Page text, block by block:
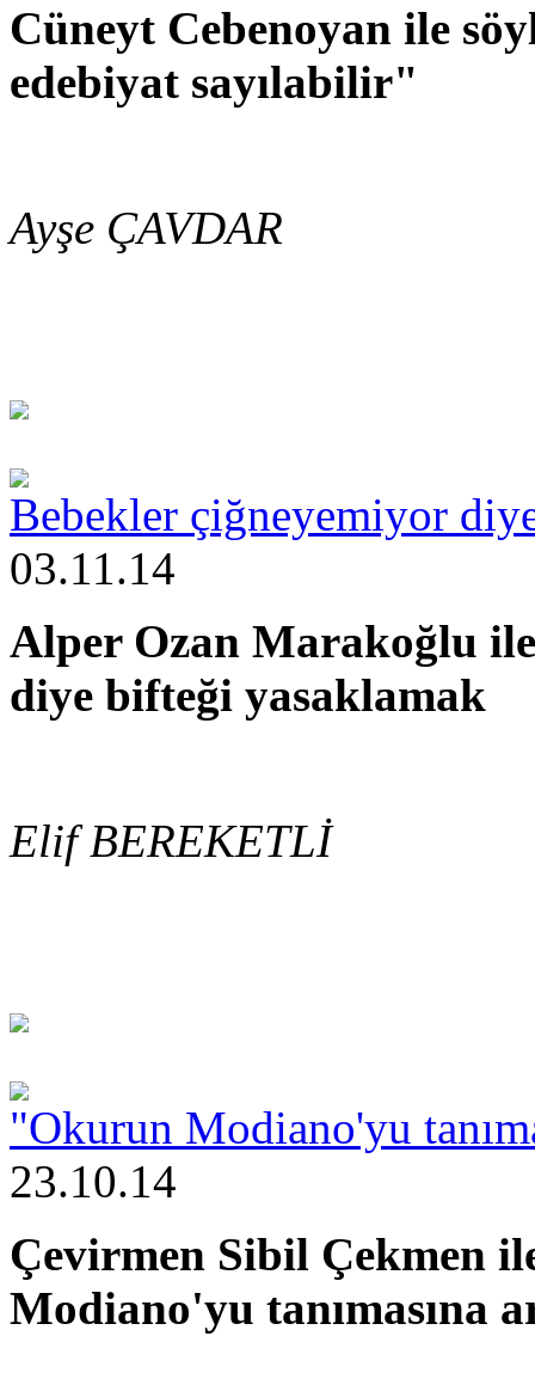
Cüneyt Cebenoyan ile
edebiyat sayılabilir"
Ayşe ÇAVDAR
Bebekler çiğneyemiyor
03.11.14
Alper Ozan Marakoğlu
diye bifteği yasaklamak
Elif BEREKETLİ
"Okurun Modiano'yu
23.10.14
Çevirmen Sibil Çekmen
Modiano'yu tanımasına